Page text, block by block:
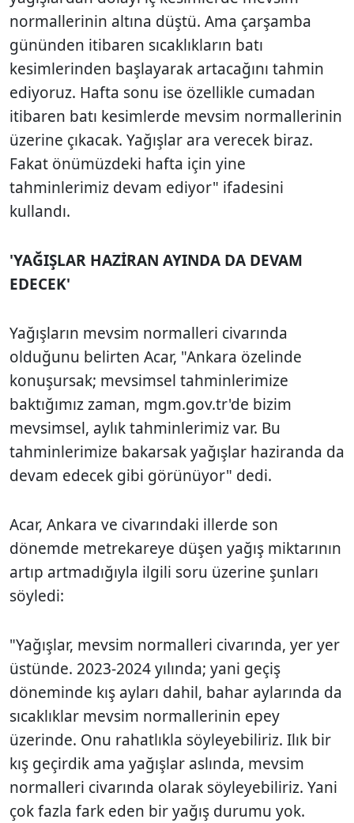
normallerinin altına düştü. Ama çarşamba
gününden itibaren sıcaklıkların batı
kesimlerinden başlayarak artacağını tahmin
ediyoruz. Hafta sonu ise özellikle cumadan
itibaren batı kesimlerde mevsim normallerinin
üzerine çıkacak. Yağışlar ara verecek biraz.
Fakat önümüzdeki hafta için yine
tahminlerimiz devam ediyor" ifadesini
kullandı.
'YAĞIŞLAR HAZİRAN AYINDA DA DEVAM
EDECEK'
Yağışların mevsim normalleri civarında
olduğunu belirten Acar, "Ankara özelinde
konuşursak; mevsimsel tahminlerimize
baktığımız zaman, mgm.gov.tr'de bizim
mevsimsel, aylık tahminlerimiz var. Bu
tahminlerimize bakarsak yağışlar haziranda da
devam edecek gibi görünüyor" dedi.
Acar, Ankara ve civarındaki illerde son
dönemde metrekareye düşen yağış miktarının
artıp artmadığıyla ilgili soru üzerine şunları
söyledi:
"Yağışlar, mevsim normalleri civarında, yer yer
üstünde. 2023-2024 yılında; yani geçiş
döneminde kış ayları dahil, bahar aylarında da
sıcaklıklar mevsim normallerinin epey
üzerinde. Onu rahatlıkla söyleyebiliriz. Ilık bir
kış geçirdik ama yağışlar aslında, mevsim
normalleri civarında olarak söyleyebiliriz. Yani
çok fazla fark eden bir yağış durumu yok.